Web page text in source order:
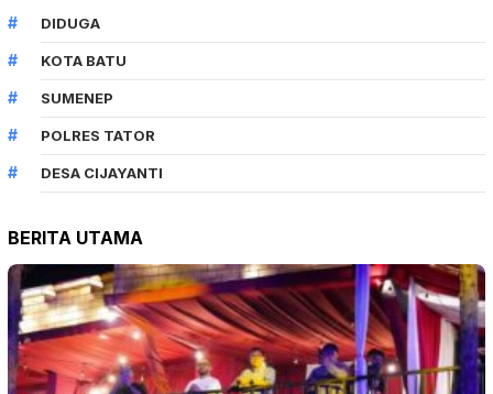
DIDUGA
KOTA BATU
SUMENEP
POLRES TATOR
DESA CIJAYANTI
BERITA UTAMA